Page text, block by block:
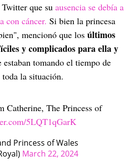
que su ausencia se debía a
con cáncer. Si bien la princesa
mencionó que los últimos
y complicados para ella y
estaban tomando el tiempo de
la situación.
Catherine, The Princess of
5LQT1qGarK
Princess of Wales
March 22, 2024